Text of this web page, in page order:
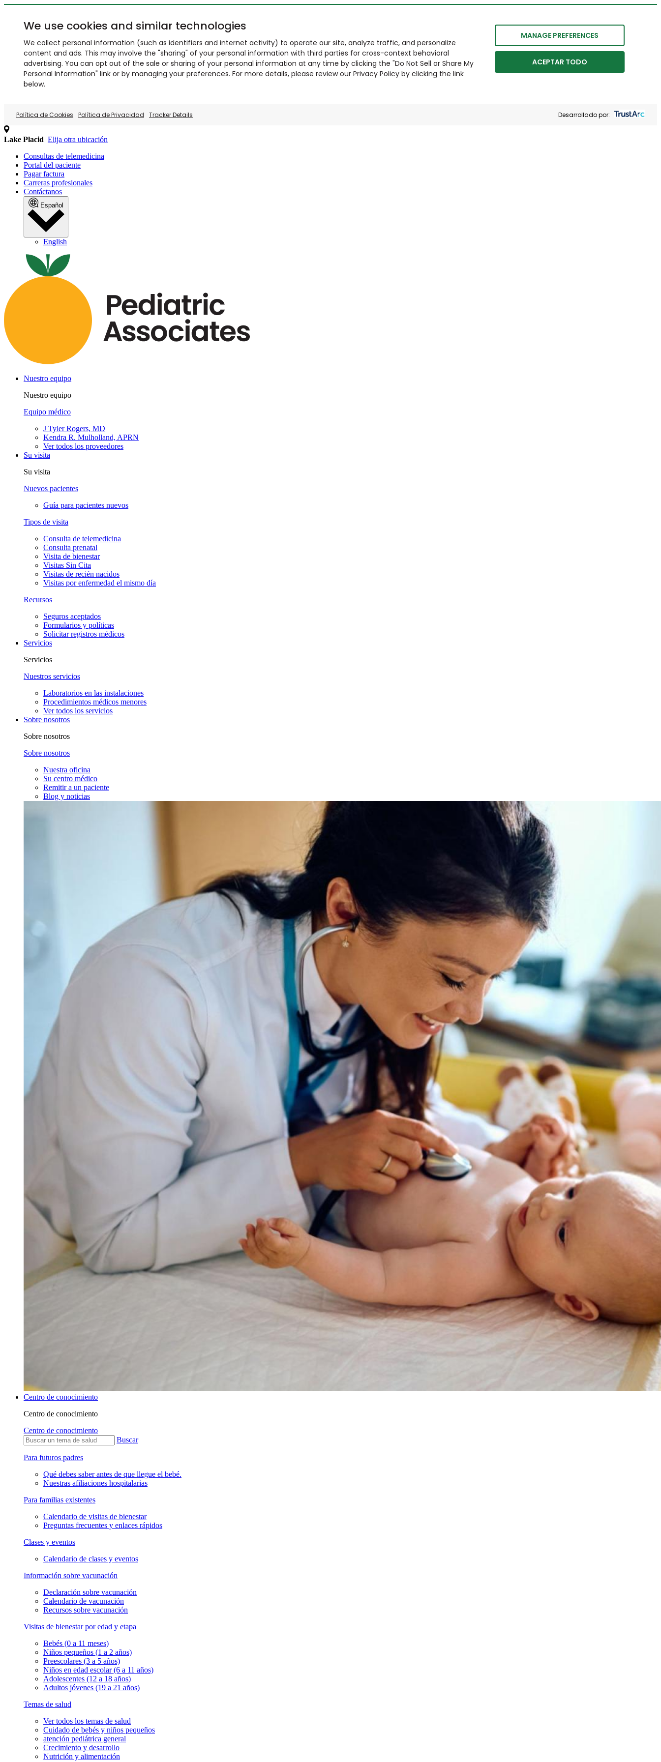
We use cookies and similar technologies
We collect personal information (such as identifiers and internet activity) to operate our site, analyze traffic, and personalize
content and ads. This may involve the "sharing" of your personal information with third parties for cross-context behavioral
advertising. You can opt out of the sale or sharing of your personal information at any time by clicking the "Do Not Sell or Share My
Personal Information" link or by managing your preferences. For more details, please review our Privacy Policy by clicking the link
below.
MANAGE PREFERENCES
ACEPTAR TODO
Política de Cookies Política de Privacidad Tracker Details Desarrollado por:
Lake Placid Elija otra ubicación
Consultas de telemedicina
Portal del paciente
Pagar factura
Carreras profesionales
Contáctanos
Español
English
Nuestro equipo
Nuestro equipo
Equipo médico
J Tyler Rogers, MD
Kendra R. Mulholland, APRN
Ver todos los proveedores
Su visita
Su visita
Nuevos pacientes
Guía para pacientes nuevos
Tipos de visita
Consulta de telemedicina
Consulta prenatal
Visita de bienestar
Visitas Sin Cita
Visitas de recién nacidos
Visitas por enfermedad el mismo día
Recursos
Seguros aceptados
Formularios y políticas
Solicitar registros médicos
Servicios
Servicios
Nuestros servicios
Laboratorios en las instalaciones
Procedimientos médicos menores
Ver todos los servicios
Sobre nosotros
Sobre nosotros
Sobre nosotros
Nuestra oficina
Su centro médico
Remitir a un paciente
Blog y noticias
Centro de conocimiento
Centro de conocimiento
Centro de conocimiento
Buscar
Para futuros padres
Qué debes saber antes de que llegue el bebé.
Nuestras afiliaciones hospitalarias
Para familias existentes
Calendario de visitas de bienestar
Preguntas frecuentes y enlaces rápidos
Clases y eventos
Calendario de clases y eventos
Información sobre vacunación
Declaración sobre vacunación
Calendario de vacunación
Recursos sobre vacunación
Visitas de bienestar por edad y etapa
Bebés (0 a 11 meses)
Niños pequeños (1 a 2 años)
Preescolares (3 a 5 años)
Niños en edad escolar (6 a 11 años)
Adolescentes (12 a 18 años)
Adultos jóvenes (19 a 21 años)
Temas de salud
Ver todos los temas de salud
Cuidado de bebés y niños pequeños
atención pediátrica general
Crecimiento y desarrollo
Nutrición y alimentación